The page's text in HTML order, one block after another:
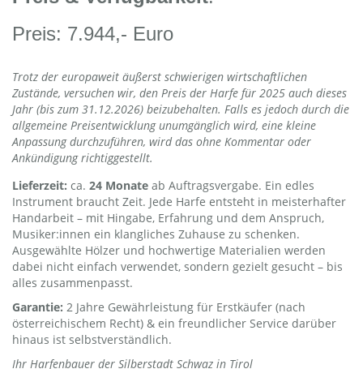
Preis: 7.944,- Euro
Trotz der europaweit äußerst schwierigen wirtschaftlichen
Zustände, versuchen wir, den Preis der Harfe für 2025 auch dieses
Jahr (bis zum 31.12.2026) beizubehalten. Falls es jedoch durch die
allgemeine Preisentwicklung unumgänglich wird, eine kleine
Anpassung durchzuführen, wird das ohne Kommentar oder
Ankündigung richtiggestellt.
Lieferzeit: ca. 24 Monate ab Auftragsvergabe. Ein edles
Instrument braucht Zeit. Jede Harfe entsteht in meisterhafter
Handarbeit – mit Hingabe, Erfahrung und dem Anspruch,
Musiker:innen ein klangliches Zuhause zu schenken.
Ausgewählte Hölzer und hochwertige Materialien werden
dabei nicht einfach verwendet, sondern gezielt gesucht – bis
alles zusammenpasst.
Garantie: 2 Jahre Gewährleistung für Erstkäufer (nach
österreichischem Recht) & ein freundlicher Service darüber
hinaus ist selbstverständlich.
Ihr Harfenbauer der Silberstadt Schwaz in Tirol